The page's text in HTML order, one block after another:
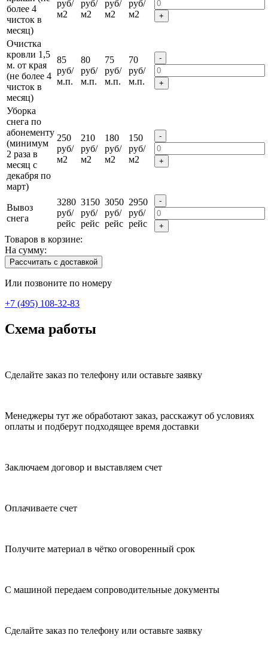
более 4
чисток в
месяц)
руб/
м2
руб/
м2
руб/
м2
руб/
м2
+
Очистка
кровли 1,5
м. от края
(не более 4
чисток в
месяц)
85
руб/
м.п.
80
руб/
м.п.
75
руб/
м.п.
70
руб/
м.п.
-
+
Уборка
снега по
абонементу
(минимум
2 раза в
месяц с
декабря по
март)
250
руб/
м2
210
руб/
м2
180
руб/
м2
150
руб/
м2
-
+
Вывоз
снега
3280
руб/
рейс
3150
руб/
рейс
3050
руб/
рейс
2950
руб/
рейс
-
+
Товаров в корзине:
На сумму:
Рассчитать с доставкой
Или позвоните по номеру
+7 (495) 108-32-83
Схема работы
Сделайте заказ по телефону или оставьте заявку
Менеджеры тут же обработают заказ, расскажут об условиях
оплаты и подберут подходящее время доставки
Заключаем договор и выставляем счет
Оплачиваете счет
Получите материал в чётко оговоренный срок
С машиной передаем сопроводительные документы
Сделайте заказ по телефону или оставьте заявку